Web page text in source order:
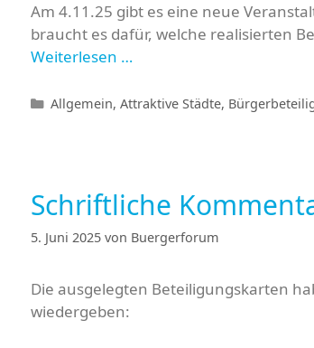
Am 4.11.25 gibt es eine neue
braucht es dafür, welche realisierten
Weiterlesen …
Kategorien
Allgemein, Attraktive Städte,
Schriftliche
5. Juni 2025 von Buergerforum
Die ausgelegten Beteiligungskarten
wiedergeben: